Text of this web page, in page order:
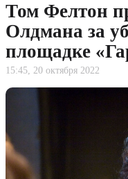
Том Фелтон
Олдмана за
площадке
15:45, 20 октября 2022